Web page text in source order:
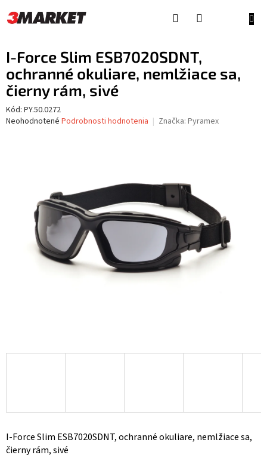
na
obsah
I-Force Slim ESB7020SDNT,
ochranné okuliare, nemlžiace sa,
čierny rám, sivé
Kód: PY.50.0272
Priemerné
hviezdičiek.
Neohodnotené Podrobnosti hodnotenia Značka: Pyramex
I-Force Slim ESB7020SDNT, ochranné okuliare, nemlžiace sa,
čierny rám, sivé